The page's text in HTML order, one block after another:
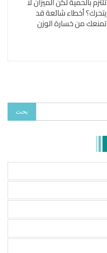
يتحرك؟ أخطاء شائعة قد
تمنعك من خسارة الوزن